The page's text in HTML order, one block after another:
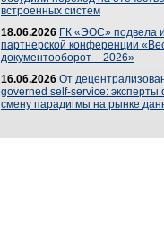
встроенных систем
18.06.2026 ГК «ЭОС» подвела
партнерской конференции
документооборот – 2026»
16.06.2026 От
governed self-service: эксперты
смену парадигмы на рынке